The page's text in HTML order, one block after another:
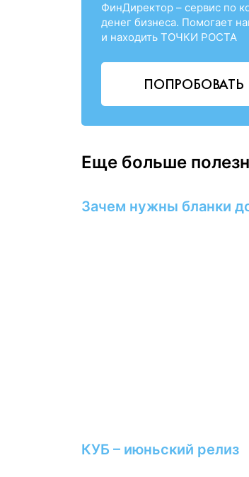
ФинДиректор – сервис по
денег бизнеса. Помогает
и находить ТОЧКИ РОСТА
ПОПРОБОВАТЬ
Еще больше
Зачем нужны бланки
КУБ – июньский релиз